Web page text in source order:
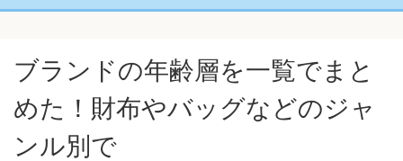
ブランドの年齢層を一覧でまと
めた！財布やバッグなどのジャ
ンル別で